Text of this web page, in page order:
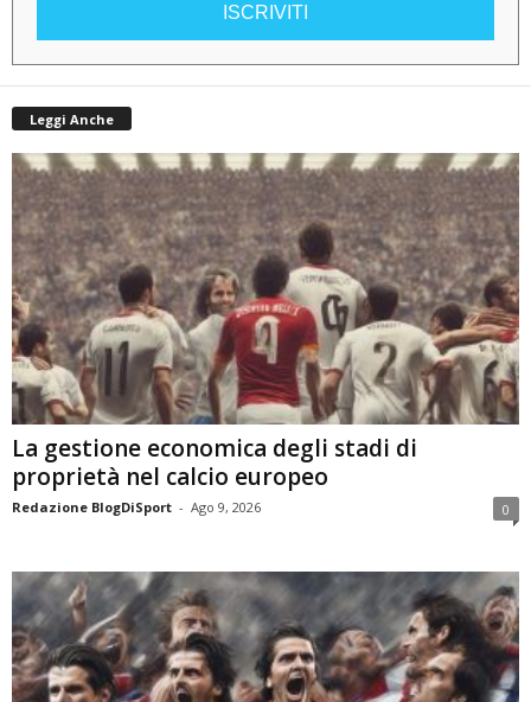
ISCRIVITI
Leggi Anche
La gestione economica degli stadi di
proprietà nel calcio europeo
Redazione BlogDiSport - Ago 9, 2026 0